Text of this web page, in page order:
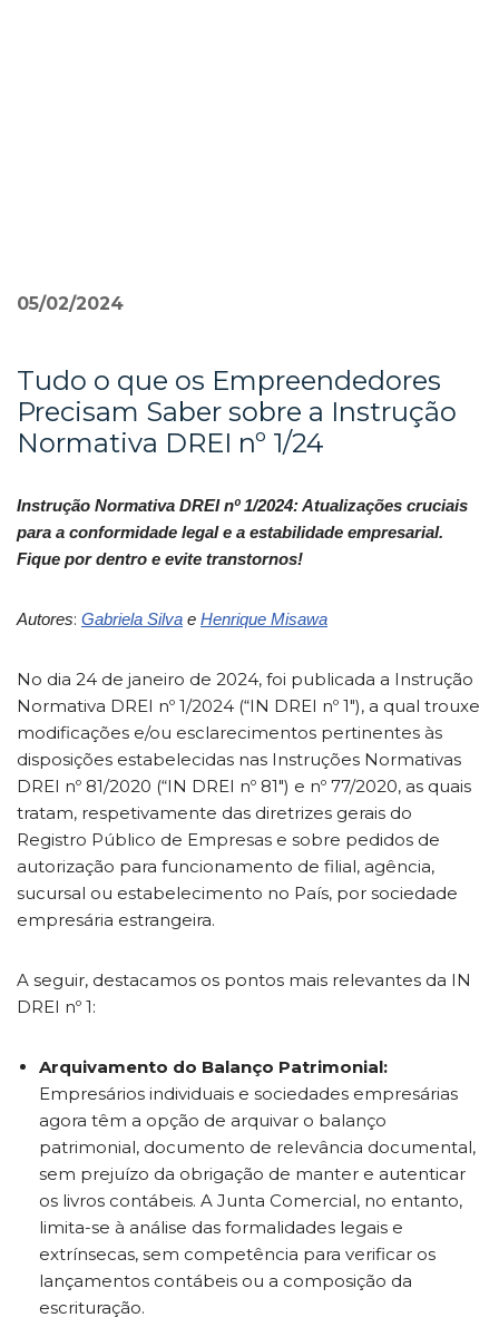
»
Tudo o que os Empreendedores
Precisam Saber sobre a Instrução
Normativa DREI nº 1/24
05/02/2024
Instrução Normativa DREI nº 1/2024: Atualizações cruciais
para a conformidade legal e a estabilidade empresarial.
Fique por dentro e evite transtornos!
Autores: Gabriela Silva e Henrique Misawa
No dia 24 de janeiro de 2024, foi publicada a Instrução
Normativa DREI nº 1/2024 (“IN DREI nº 1″), a qual trouxe
modificações e/ou esclarecimentos pertinentes às
disposições estabelecidas nas Instruções Normativas
DREI nº 81/2020 (“IN DREI nº 81″) e nº 77/2020, as quais
tratam, respetivamente das diretrizes gerais do
Registro Público de Empresas e sobre pedidos de
autorização para funcionamento de filial, agência,
sucursal ou estabelecimento no País, por sociedade
empresária estrangeira.
A seguir, destacamos os pontos mais relevantes da IN
DREI nº 1:
Arquivamento do Balanço Patrimonial:
Empresários individuais e sociedades empresárias
agora têm a opção de arquivar o balanço
patrimonial, documento de relevância documental,
sem prejuízo da obrigação de manter e autenticar
os livros contábeis. A Junta Comercial, no entanto,
limita-se à análise das formalidades legais e
extrínsecas, sem competência para verificar os
lançamentos contábeis ou a composição da
escrituração.